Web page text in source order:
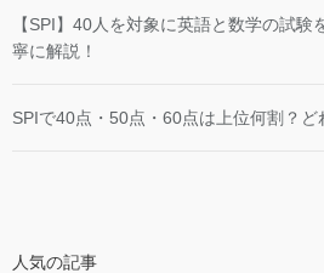
【SPI】40人を対象に英語と数学の試
寧に解説！
SPIで40点・50点・60点は上位何割？ど
人気の記事